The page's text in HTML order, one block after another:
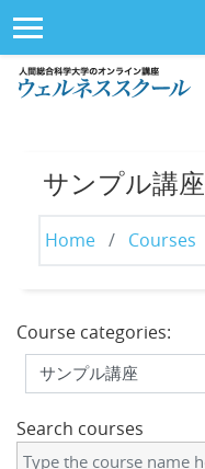
Skip to main content
Side panel
サンプル講座
Home Courses
Course categories:
Search courses